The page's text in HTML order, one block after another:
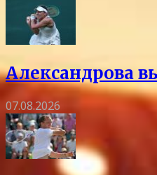
Александрова
07.08.2026